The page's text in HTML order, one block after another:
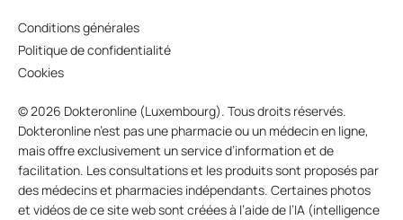
Conditions générales
Politique de confidentialité
Cookies
© 2026 Dokteronline (Luxembourg). Tous droits réservés.
Dokteronline n’est pas une pharmacie ou un médecin en ligne,
mais offre exclusivement un service d’information et de
facilitation. Les consultations et les produits sont proposés par
des médecins et pharmacies indépendants. Certaines photos
et vidéos de ce site web sont créées à l’aide de l’IA (intelligence